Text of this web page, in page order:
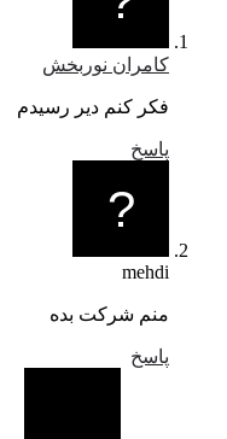
کامران نوربخش
فکر کنم دیر رسیدم
پاسخ
mehdi
منم شرکت بده
پاسخ